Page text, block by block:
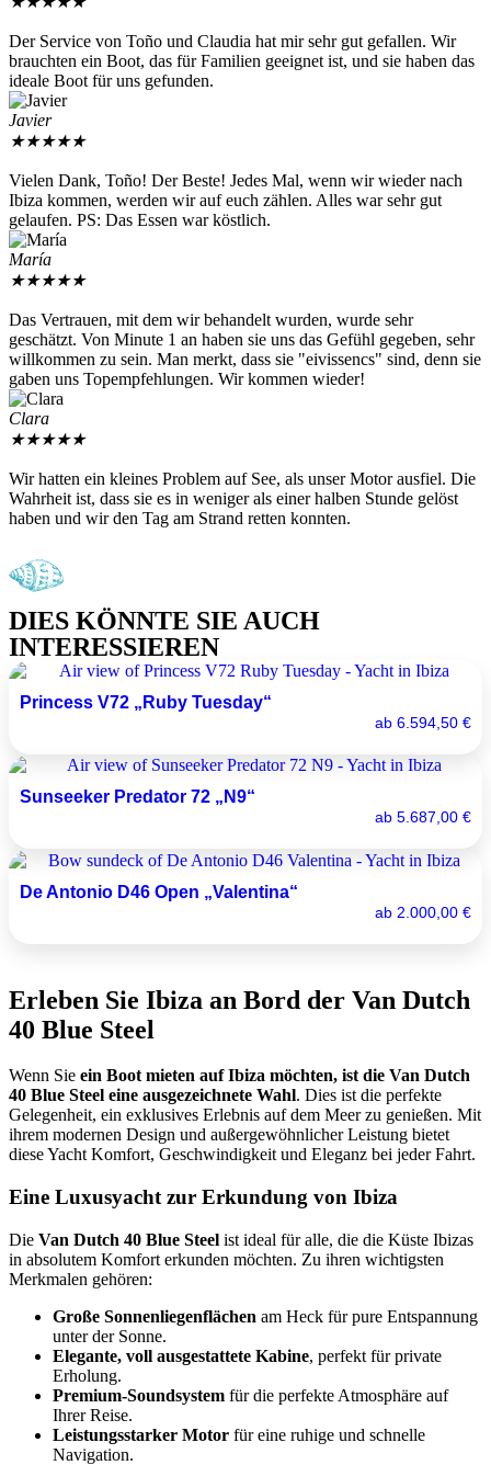
Der Service von Toño und Claudia hat mir sehr gut gefallen. Wir
brauchten ein Boot, das für Familien geeignet ist, und sie haben das
ideale Boot für uns gefunden.
Javier
★★★★★
Vielen Dank, Toño! Der Beste! Jedes Mal, wenn wir wieder nach
Ibiza kommen, werden wir auf euch zählen. Alles war sehr gut
gelaufen. PS: Das Essen war köstlich.
María
★★★★★
Das Vertrauen, mit dem wir behandelt wurden, wurde sehr
geschätzt. Von Minute 1 an haben sie uns das Gefühl gegeben, sehr
willkommen zu sein. Man merkt, dass sie "eivissencs" sind, denn sie
gaben uns Topempfehlungen. Wir kommen wieder!
Clara
★★★★★
Wir hatten ein kleines Problem auf See, als unser Motor ausfiel. Die
Wahrheit ist, dass sie es in weniger als einer halben Stunde gelöst
haben und wir den Tag am Strand retten konnten.
DIES KÖNNTE SIE AUCH
INTERESSIEREN
Princess V72 „Ruby Tuesday“
ab 6.594,50 €
Sunseeker Predator 72 „N9“
ab 5.687,00 €
De Antonio D46 Open „Valentina“
ab 2.000,00 €
Erleben Sie Ibiza an Bord der Van Dutch
40 Blue Steel
Wenn Sie ein Boot mieten auf Ibiza möchten, ist die Van Dutch
40 Blue Steel eine ausgezeichnete Wahl. Dies ist die perfekte
Gelegenheit, ein exklusives Erlebnis auf dem Meer zu genießen. Mit
ihrem modernen Design und außergewöhnlicher Leistung bietet
diese Yacht Komfort, Geschwindigkeit und Eleganz bei jeder Fahrt.
Eine Luxusyacht zur Erkundung von Ibiza
Die Van Dutch 40 Blue Steel ist ideal für alle, die die Küste Ibizas
in absolutem Komfort erkunden möchten. Zu ihren wichtigsten
Merkmalen gehören:
Große Sonnenliegenflächen am Heck für pure Entspannung
unter der Sonne.
Elegante, voll ausgestattete Kabine, perfekt für private
Erholung.
Premium-Soundsystem für die perfekte Atmosphäre auf
Ihrer Reise.
Leistungsstarker Motor für eine ruhige und schnelle
Navigation.